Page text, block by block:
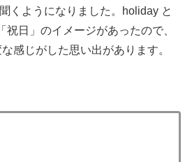
くようになりました。holiday と
日」のイメージがあったので、
感じがした思い出があります。